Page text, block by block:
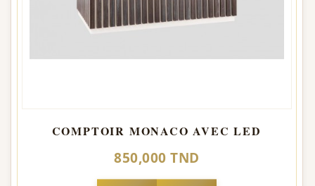
COMPTOIR MONACO AVEC LED
850,000 TND